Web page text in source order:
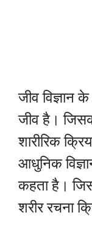
जीव विज्ञान
जीव है।
शारीरिक
आधुनिक
कहता है।
शरीर रचना